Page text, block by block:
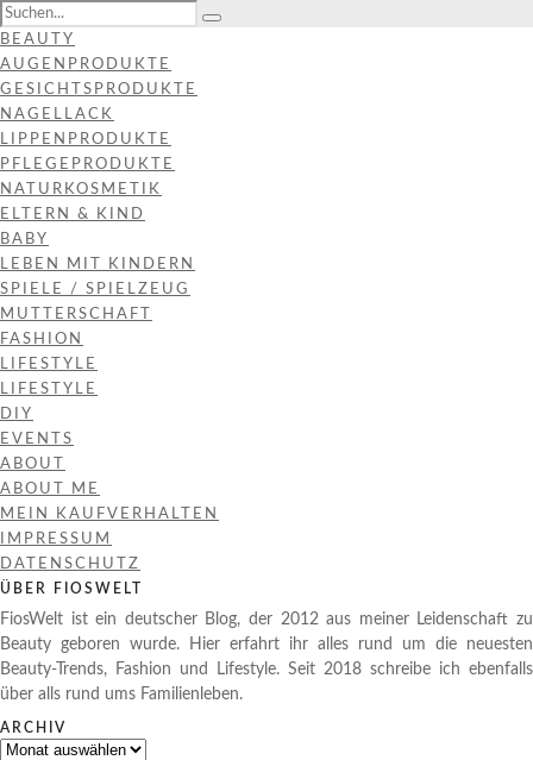
BEAUTY
AUGENPRODUKTE
GESICHTSPRODUKTE
NAGELLACK
LIPPENPRODUKTE
PFLEGEPRODUKTE
NATURKOSMETIK
ELTERN & KIND
BABY
LEBEN MIT KINDERN
SPIELE / SPIELZEUG
MUTTERSCHAFT
FASHION
LIFESTYLE
LIFESTYLE
DIY
EVENTS
ABOUT
ABOUT ME
MEIN KAUFVERHALTEN
IMPRESSUM
DATENSCHUTZ
ÜBER FIOSWELT
FiosWelt ist ein deutscher Blog, der 2012 aus meiner Leidenschaft zu
Beauty geboren wurde. Hier erfahrt ihr alles rund um die neuesten
Beauty-Trends, Fashion und Lifestyle. Seit 2018 schreibe ich ebenfalls
über alls rund ums Familienleben.
ARCHIV
Archiv